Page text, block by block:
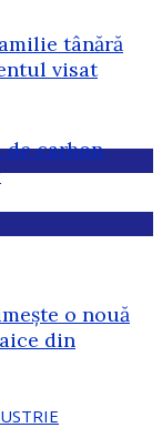
tânără
visat
de carbon
o nouă
din